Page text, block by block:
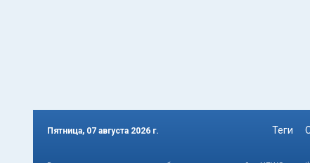
Пятница, 07 августа 2026 г. Теги